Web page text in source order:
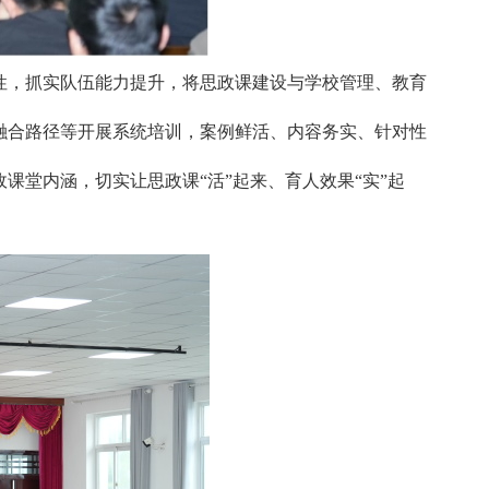
抓实队伍能力提升，将思政课建设与学校管理、教育
路径等开展系统培训，案例鲜活、内容务实、针对性
堂内涵，切实让思政课“活”起来、育人效果“实”起